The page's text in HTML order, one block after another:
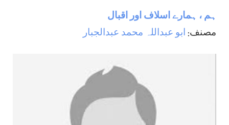
ہم ، ہمارے اسلاف اور اقبال
مصنف: ابو عبداللہ محمد عبدالجبار